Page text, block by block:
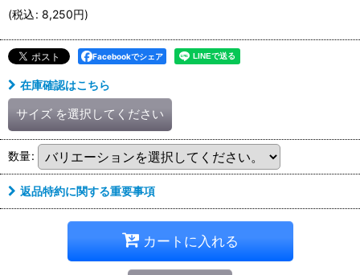
(税込: 8,250円)
Facebookでシェア
在庫確認はこちら
サイズ を選択してください
数量:
返品特約に関する重要事項
カートに入れる